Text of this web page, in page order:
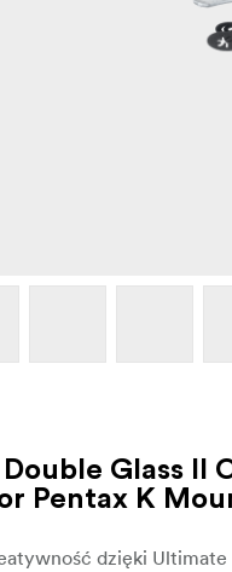
Glass II
Pentax K